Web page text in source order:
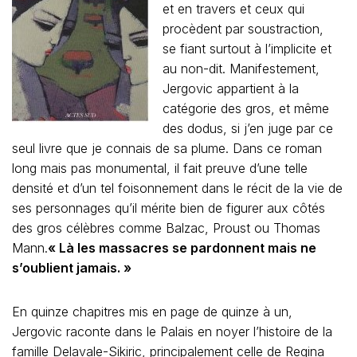
et en travers et ceux qui
procèdent par soustraction,
se fiant surtout à l’implicite et
au non-dit. Manifestement,
Jergovic appartient à la
catégorie des gros, et même
des dodus, si j’en juge par ce
seul livre que je connais de sa plume. Dans ce roman
long mais pas monumental, il fait preuve d’une telle
densité et d’un tel foisonnement dans le récit de la vie de
ses personnages qu’il mérite bien de figurer aux côtés
des gros célèbres comme Balzac, Proust ou Thomas
Mann.« Là les massacres se pardonnent mais ne
s’oublient jamais. »
En quinze chapitres mis en page de quinze à un,
Jergovic raconte dans le Palais en noyer l’histoire de la
famille Delavale-Sikiric, principalement celle de Regina